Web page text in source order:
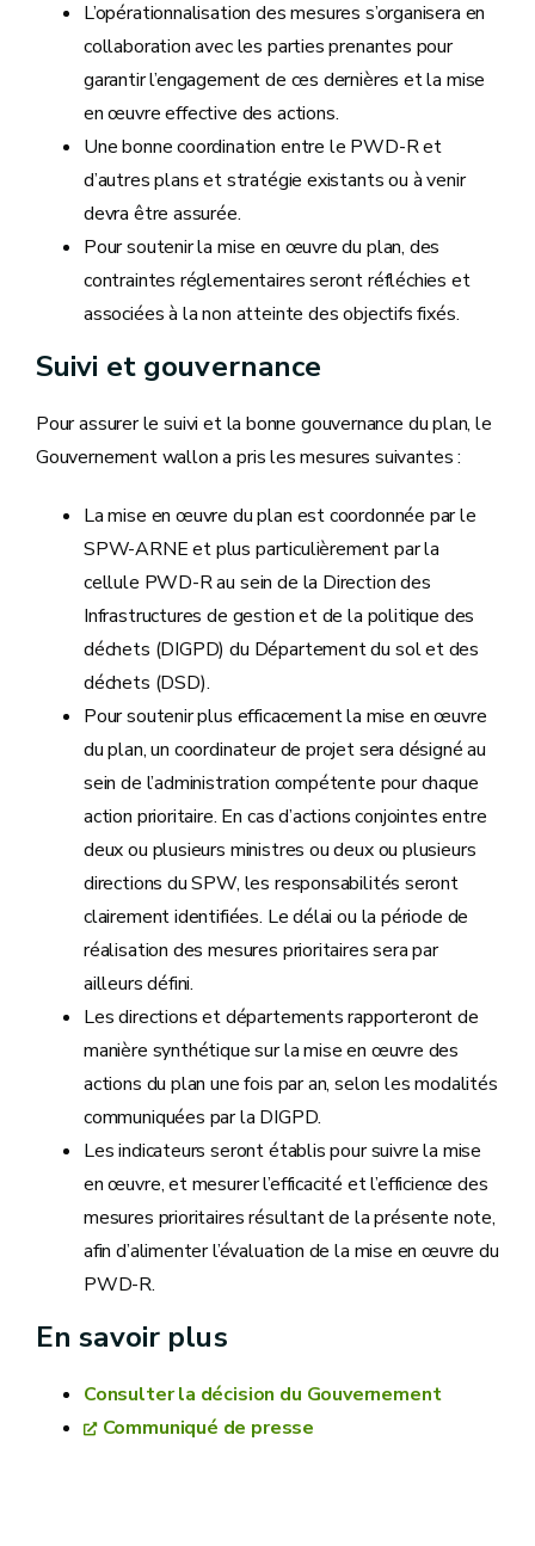
L’opérationnalisation des mesures s’organisera en
collaboration avec les parties prenantes pour
garantir l’engagement de ces dernières et la mise
en œuvre effective des actions.
Une bonne coordination entre le PWD-R et
d’autres plans et stratégie existants ou à venir
devra être assurée.
Pour soutenir la mise en œuvre du plan, des
contraintes réglementaires seront réfléchies et
associées à la non atteinte des objectifs fixés.
Suivi et gouvernance
Pour assurer le suivi et la bonne gouvernance du plan, le
Gouvernement wallon a pris les mesures suivantes :
La mise en œuvre du plan est coordonnée par le
SPW-ARNE et plus particulièrement par la
cellule PWD-R au sein de la Direction des
Infrastructures de gestion et de la politique des
déchets (DIGPD) du Département du sol et des
déchets (DSD).
Pour soutenir plus efficacement la mise en œuvre
du plan, un coordinateur de projet sera désigné au
sein de l’administration compétente pour chaque
action prioritaire. En cas d’actions conjointes entre
deux ou plusieurs ministres ou deux ou plusieurs
directions du SPW, les responsabilités seront
clairement identifiées. Le délai ou la période de
réalisation des mesures prioritaires sera par
ailleurs défini.
Les directions et départements rapporteront de
manière synthétique sur la mise en œuvre des
actions du plan une fois par an, selon les modalités
communiquées par la DIGPD.
Les indicateurs seront établis pour suivre la mise
en œuvre, et mesurer l’efficacité et l’efficience des
mesures prioritaires résultant de la présente note,
afin d’alimenter l’évaluation de la mise en œuvre du
PWD-R.
En savoir plus
Consulter la décision du Gouvernement
Communiqué de presse